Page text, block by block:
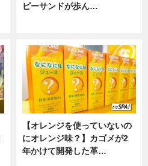
ピーサンドが歩ん…
【オレンジを使っていないの
にオレンジ味？】カゴメが2
年かけて開発した革…